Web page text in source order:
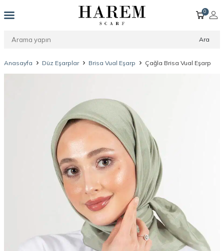
Ara
0
Anasayfa Düz Eşarplar Brisa Vual Eşarp Çağla Brisa Vual Eşarp